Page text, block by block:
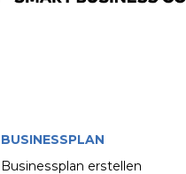
BUSINESSPLAN
Businessplan erstellen